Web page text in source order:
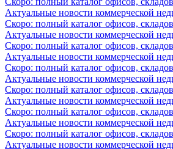
Актуальные новости коммерческой
Скоро: полный каталог офисов,
Актуальные новости коммерческой
Скоро: полный каталог офисов,
Актуальные новости коммерческой
Скоро: полный каталог офисов,
Актуальные новости коммерческой
Скоро: полный каталог офисов,
Актуальные новости коммерческой
Скоро: полный каталог офисов,
Актуальные новости коммерческой
Скоро: полный каталог офисов,
Актуальные новости коммерческой